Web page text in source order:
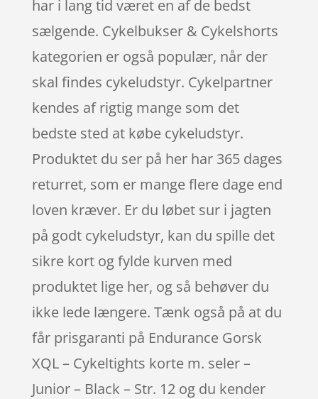
har i lang tid været en af de bedst
sælgende. Cykelbukser & Cykelshorts
kategorien er også populær, når der
skal findes cykeludstyr. Cykelpartner
kendes af rigtig mange som det
bedste sted at købe cykeludstyr.
Produktet du ser på her har 365 dages
returret, som er mange flere dage end
loven kræver. Er du løbet sur i jagten
på godt cykeludstyr, kan du spille det
sikre kort og fylde kurven med
produktet lige her, og så behøver du
ikke lede længere. Tænk også på at du
får prisgaranti på Endurance Gorsk
XQL – Cykeltights korte m. seler –
Junior – Black – Str. 12 og du kender